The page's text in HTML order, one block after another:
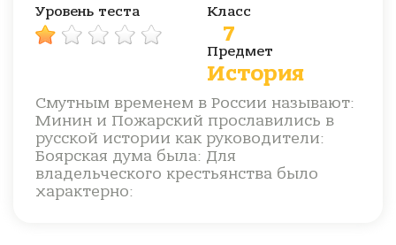
Уровень теста Класс
7
Предмет
История
Смутным временем в России называют:
Минин и Пожарский прославились в
русской истории как руководители:
Боярская дума была: Для
владельческого крестьянства было
характерно: